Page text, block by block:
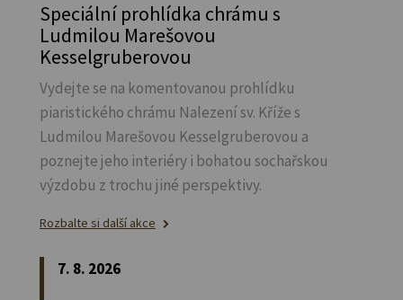
Speciální prohlídka chrámu s
Ludmilou Marešovou
Kesselgruberovou
Vydejte se na komentovanou prohlídku
piaristického chrámu Nalezení sv. Kříže s
Ludmilou Marešovou Kesselgruberovou a
poznejte jeho interiéry i bohatou sochařskou
výzdobu z trochu jiné perspektivy.
Rozbalte si další akce
7. 8. 2026